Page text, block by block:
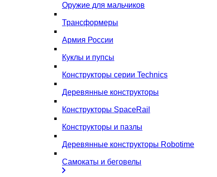
Оружие для мальчиков
Трансформеры
Армия России
Куклы и пупсы
Конструкторы серии Technics
Деревянные конструкторы
Конструкторы SpaceRail
Конструкторы и пазлы
Деревянные конструкторы Robotime
Самокаты и беговелы